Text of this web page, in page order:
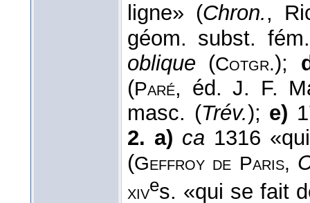
ligne» (Chron.,
géom. subst.
oblique (Cotgr.);
(Paré, éd. J. F.
masc. (Trév.); e)
2. a) ca1316
(Geffroy de Paris,
xives. «qui se fait